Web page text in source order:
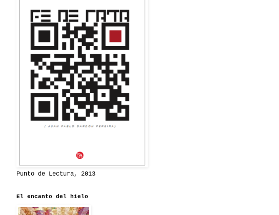
Punto de Lectura, 2013
El encanto del hielo